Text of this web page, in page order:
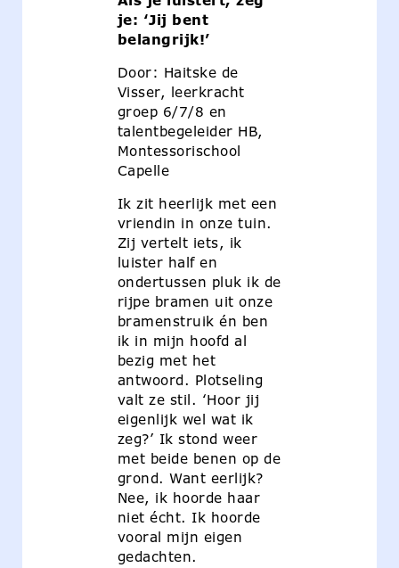
je: ‘Jij bent
belangrijk!’
Door: Haitske de
Visser, leerkracht
groep 6/7/8 en
talentbegeleider HB,
Montessorischool
Capelle
Ik zit heerlijk met een
vriendin in onze tuin.
Zij vertelt iets, ik
luister half en
ondertussen pluk ik de
rijpe bramen uit onze
bramenstruik én ben
ik in mijn hoofd al
bezig met het
antwoord. Plotseling
valt ze stil. ‘Hoor jij
eigenlijk wel wat ik
zeg?’ Ik stond weer
met beide benen op de
grond. Want eerlijk?
Nee, ik hoorde haar
niet écht. Ik hoorde
vooral mijn eigen
gedachten.